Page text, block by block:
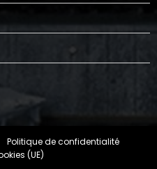
Politique de confidentialité
(UE)